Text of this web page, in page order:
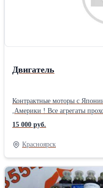
Двигатель
Контрактные моторы с
,Америки ! Все агрегаты проходят полную проверку перед
снятием с автомобиля ! Комплектуем все расходники ,масла
всех мировых линеек ! Даём время на проверку и установку !
Так же возможна замена в
гарантией !Тип запчасти:
15 000 руб.
Красноярск